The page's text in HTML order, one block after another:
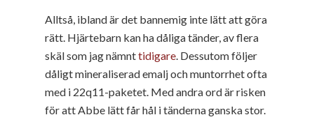
Alltså, ibland är det bannemig inte lätt att göra
rätt. Hjärtebarn kan ha dåliga tänder, av flera
skäl som jag nämnttidigare . Dessutom följer
dåligt mineraliserad emalj och muntorrhet ofta
med i 22q11-paketet. Med andra ord är risken
för att Abbe lätt får hål i tänderna ganska stor.